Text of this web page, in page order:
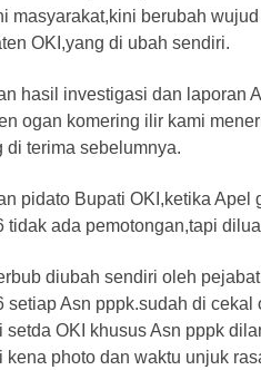
masyarakat,kini berubah
OKI,yang di ubah sendiri.
hasil investigasi dan laporan
ogan komering ilir kami
di terima sebelumnya.
pidato Bupati OKI,ketika
tidak ada pemotongan,tapi
diubah sendiri oleh
setiap Asn pppk.sudah di
setda OKI khusus Asn pppk
kena photo dan waktu unjuk